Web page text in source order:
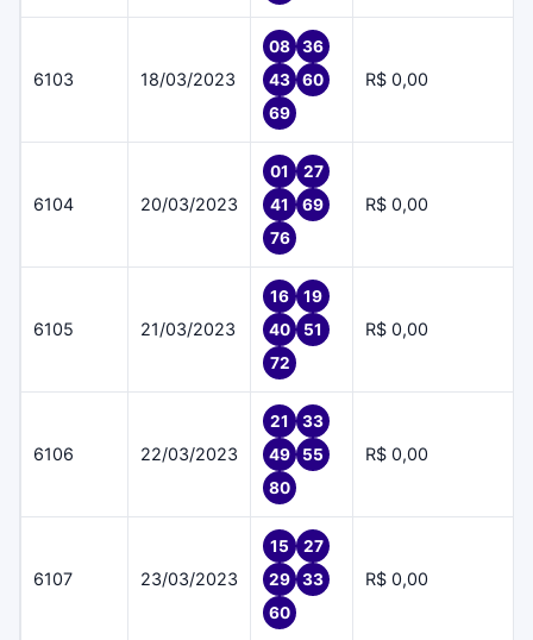
6103 18/03/2023
08
36
43
60
69
R$ 0,00
6104 20/03/2023
01
27
41
69
76
R$ 0,00
6105 21/03/2023
16
19
40
51
72
R$ 0,00
6106 22/03/2023
21
33
49
55
80
R$ 0,00
6107 23/03/2023
15
27
29
33
60
R$ 0,00